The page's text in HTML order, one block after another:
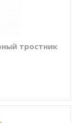
тростник